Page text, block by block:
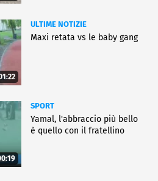
ULTIME NOTIZIE
Maxi retata vs le baby gang
SPORT
Yamal, l'abbraccio più bello
è quello con il fratellino